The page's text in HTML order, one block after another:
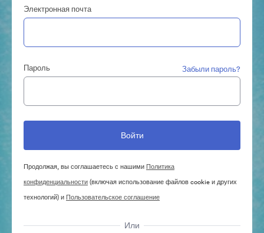
Электронная почта
Пароль Забыли пароль?
Продолжая, вы соглашаетесь с нашими Политика
конфиденциальности(включая использование файлов cookie и других
технологий) и Пользовательское соглашение
Или